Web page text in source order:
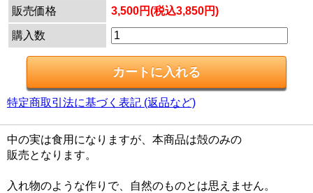
販売価格 3,500円(税込3,850円)
購入数
特定商取引法に基づく表記 (返品など)
中の実は食用になりますが、本商品は殻のみの
販売となります。
入れ物のような作りで、自然のものとは思えません。